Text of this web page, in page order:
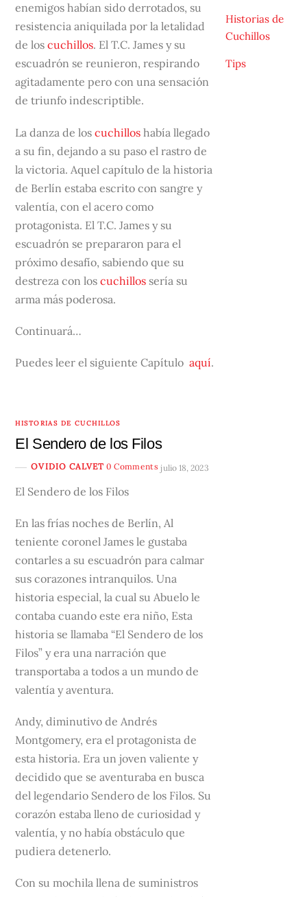
enemigos habían sido derrotados, su
resistencia aniquilada por la letalidad
de loscuchillos. El T.C. James y su
escuadrón se reunieron, respirando
agitadamente pero con una sensación
de triunfo indescriptible.
La danza de loscuchillos había llegado
a su fin, dejando a su paso el rastro de
la victoria. Aquel capítulo de la historia
de Berlín estaba escrito con sangre y
valentía, con el acero como
protagonista. El T.C. James y su
escuadrón se prepararon para el
próximo desafío, sabiendo que su
destreza con loscuchillos sería su
arma más poderosa.
Continuará…
Puedes leer el siguiente Capítuloaquí.
HISTORIAS DE CUCHILLOS
El Sendero de los Filos
OVIDIO CALVET 0 Comments julio 18, 2023
El Sendero de los Filos
En las frías noches de Berlín, Al
teniente coronel James le gustaba
contarles a su escuadrón para calmar
sus corazones intranquilos. Una
historia especial, la cual su Abuelo le
contaba cuando este era niño, Esta
historia se llamaba “El Sendero de los
Filos” y era una narración que
transportaba a todos a un mundo de
valentía y aventura.
Andy, diminutivo de Andrés
Montgomery, era el protagonista de
esta historia. Era un joven valiente y
decidido que se aventuraba en busca
del legendario Sendero de los Filos. Su
corazón estaba lleno de curiosidad y
valentía, y no había obstáculo que
pudiera detenerlo.
Con su mochila llena de suministros
Historias de
Cuchillos
Tips